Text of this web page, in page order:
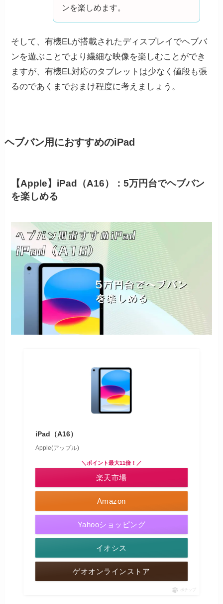
ンを楽しめます。
そして、有機ELが搭載されたディスプレイでヘブバ
ンを遊ぶことでより繊細な映像を楽しむことができ
ますが、有機EL対応のタブレットは少なく値段も張
るのであくまでおまけ程度に考えましょう。
ヘブバン用におすすめのiPad
【Apple】iPad（A16）：5万円台でヘブバン
を楽しめる
iPad（A16）
Apple(アップル)
Amazon
＼ポイント最大11倍！／
楽天市場
Yahooショッピング
イオシス
ゲオオンラインストア
ポチップ